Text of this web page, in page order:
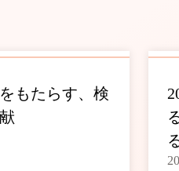
もたらす、検